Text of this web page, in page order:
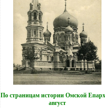
По страницам истории Омской
август